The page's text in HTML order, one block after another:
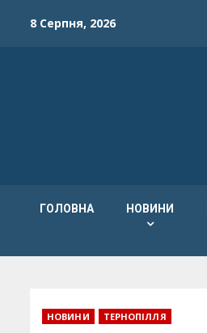
8 Серпня, 2026
ГОЛОВНА НОВИНИ
НОВИНИ ТЕРНОПІЛЛЯ